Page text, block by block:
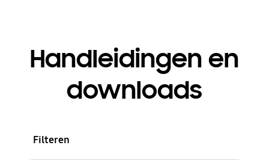
Handleidingen en
downloads
Filteren